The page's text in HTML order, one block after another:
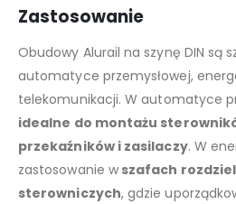
Zastosowanie
Obudowy Alurail na szynę DIN są
automatyce przemysłowej,
telekomunikacji. W automatyce
idealne do montażu
przekaźników i zasilaczy. W
zastosowanie wszafach
sterowniczych, gdzie